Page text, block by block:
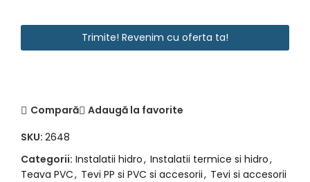
Trimite! Revenim cu oferta ta!
Compară
Adaugă la favorite
SKU: 2648
Categorii: Instalatii hidro, Instalatii termice si hidro,
Teava PVC, Tevi PP si PVC si accesorii, Tevi si accesorii